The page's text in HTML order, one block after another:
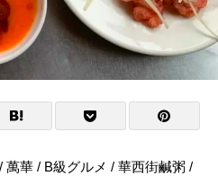
萬華 / B級グルメ / 華西街鹹粥 /